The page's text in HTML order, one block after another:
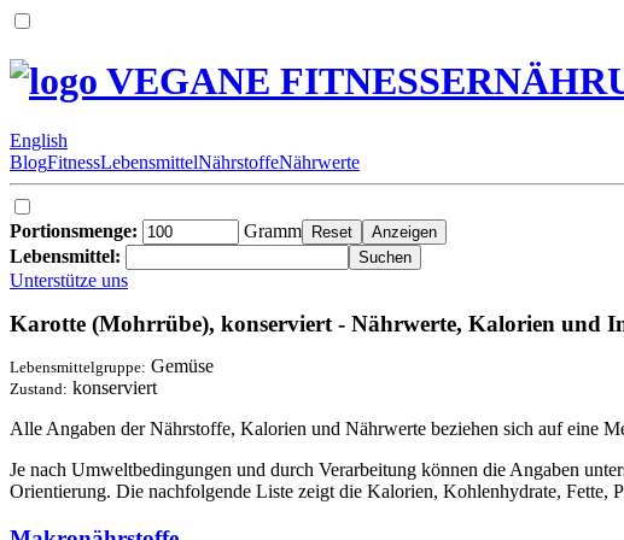
VEGANE
English
BlogFitnessLebensmittelNährstoffeNährwerte
Portionsmenge:
Gramm
Lebensmittel:
Unterstütze uns
Karotte (Mohrrübe), konserviert - Nährwerte, Kalorien und
Lebensmittelgruppe: Gemüse
Zustand: konserviert
Alle Angaben der Nährstoffe, Kalorien und Nährwerte beziehen sich auf eine
Je nach Umweltbedingungen und durch Verarbeitung können die Angaben
Orientierung. Die nachfolgende Liste zeigt die Kalorien, Kohlenhydrate, Fette,